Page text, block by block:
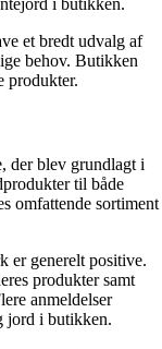
et bredt udvalg af
behov. Butikken
produkter.
der blev grundlagt i
til både
omfattende sortiment
er generelt positive.
produkter samt
anmeldelser
jord i butikken.